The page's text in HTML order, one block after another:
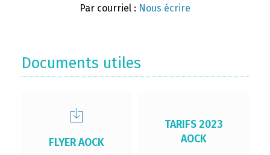
Par courriel : Nous écrire
Documents utiles
FLYER AOCK
TARIFS 2023
AOCK